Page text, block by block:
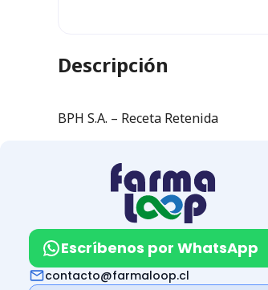
Descripción
BPH S.A. – Receta Retenida
Escríbenos por WhatsApp
contacto@farmaloop.cl